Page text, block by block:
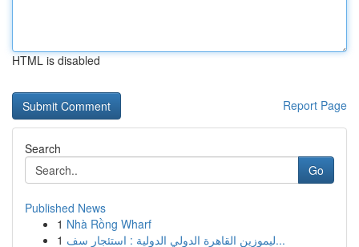
HTML is disabled
Report Page
Search
Go
Published News
1 Nhà Rồng Wharf
1
ليموزين القاهرة الدولي الدولية : استئجار سف...